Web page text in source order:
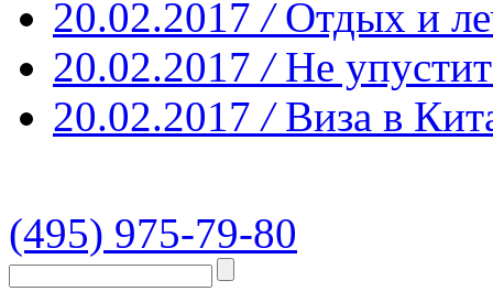
20.02.2017 / Отдых и
20.02.2017 / Не
20.02.2017 / Виза в
(495) 975-79-80